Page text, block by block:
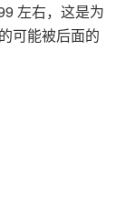
左右，这是为
可能被后面的